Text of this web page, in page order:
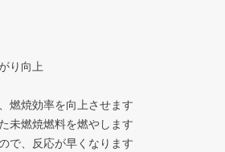
り向上
燃焼効率を向上させます
未燃焼燃料を燃やします
で、反応が早くなります